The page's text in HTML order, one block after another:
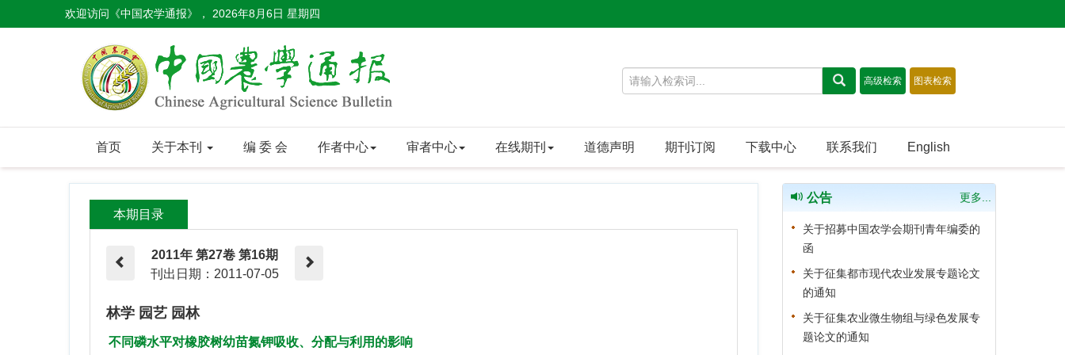
欢迎访问《中国农学通报》， 2026年8月6日 星期四
首页 关于本刊 编 委 会 作者中心 审者中心 在线期刊 道德声明 期刊订阅 下载中心 联系我们 English
本期目录
2011年 第27卷 第16期
刊出日期：2011-07-05
林学 园艺 园林
不同磷水平对橡胶树幼苗氮钾吸收、分配与利用的影响
公告 更多...
关于招募中国农学会期刊青年编委的
函
关于征集都市现代农业发展专题论文
的通知
关于征集农业微生物组与绿色发展专
题论文的通知